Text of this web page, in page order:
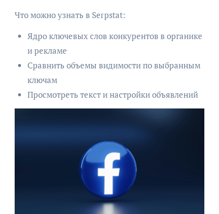
Что можно узнать в Serpstat:
Ядро ключевых слов конкурентов в органике
и рекламе
Сравнить объемы видимости по выбранным
ключам
Просмотреть текст и настройки объявлений